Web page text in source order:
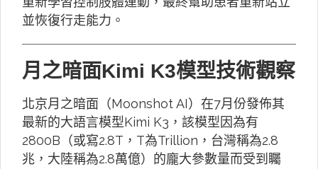
並恢復行走能力。
月之暗面Kimi K3模型技術觀察
北京月之暗面（Moonshot AI）在7月份發佈其
最新的大語言模型Kimi K3，該模型因為有
2800B（或寫2.8T，T為Trillion，台灣稱為2.8
兆，大陸稱為2.8萬億）的龐大參數量而受到矚